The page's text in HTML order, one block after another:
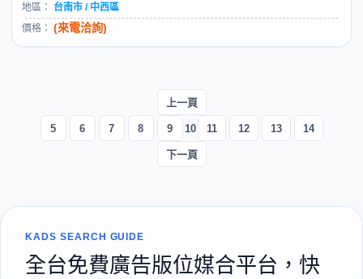
地區：
台南市 / 中西區
價格： (來電洽詢)
上一頁
5 6 7 8 9 10 11 12 13 14
下一頁
KADS SEARCH GUIDE
全台免費廣告版位媒合平台，快